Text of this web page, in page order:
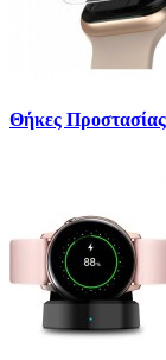
Θήκες Προστασίας